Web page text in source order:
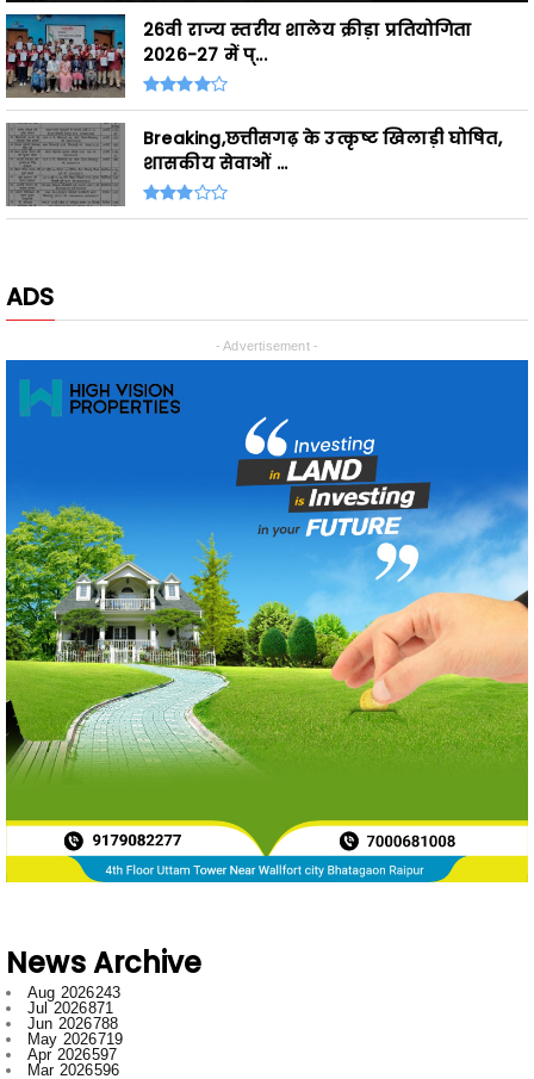
Breaking,छत्तीसगढ़ के उत्कृष्ट खिलाड़ी घोषित,
शासकीय सेवाओं ...
ADS
News Archive
Jun 2026
788
May 2026719
Apr 2026597
Mar 2026596
Feb 2026634
Jan 2026749
Dec 2025697
Nov 2025592